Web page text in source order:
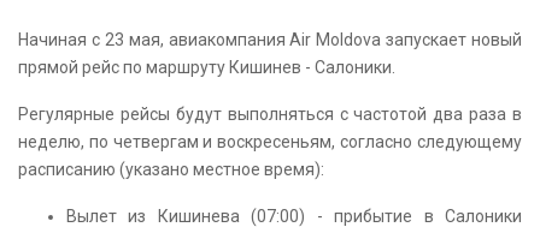
Начиная с 23 мая, авиакомпания Air Moldova запускает новый
прямой рейс по маршруту Кишинев - Салоники.
Регулярные рейсы будут выполняться с частотой два раза в
неделю, по четвергам и воскресеньям, согласно следующему
расписанию (указано местное время):
Вылет из Кишинева (07:00) - прибытие в Салоники